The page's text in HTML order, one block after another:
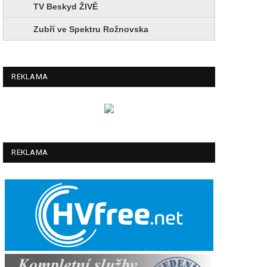
TV Beskyd ŽIVĚ
Zubří ve Spektru Rožnovska
REKLAMA
REKLAMA